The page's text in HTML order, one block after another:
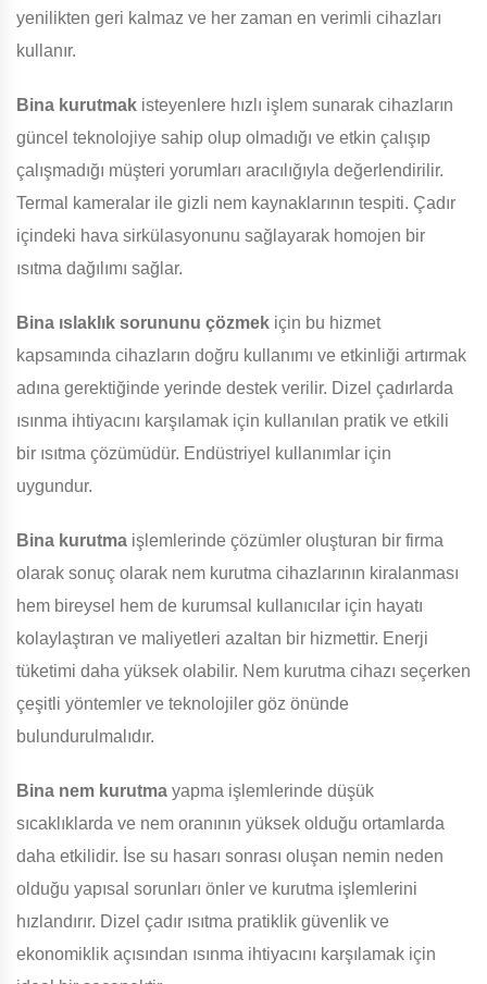
yenilikten geri kalmaz ve her zaman en verimli cihazları
kullanır.
Bina kurutmak isteyenlere hızlı işlem sunarak cihazların
güncel teknolojiye sahip olup olmadığı ve etkin çalışıp
çalışmadığı müşteri yorumları aracılığıyla değerlendirilir.
Termal kameralar ile gizli nem kaynaklarının tespiti. Çadır
içindeki hava sirkülasyonunu sağlayarak homojen bir
ısıtma dağılımı sağlar.
Bina ıslaklık sorununu çözmek için bu hizmet
kapsamında cihazların doğru kullanımı ve etkinliği artırmak
adına gerektiğinde yerinde destek verilir. Dizel çadırlarda
ısınma ihtiyacını karşılamak için kullanılan pratik ve etkili
bir ısıtma çözümüdür. Endüstriyel kullanımlar için
uygundur.
Bina kurutma işlemlerinde çözümler oluşturan bir firma
olarak sonuç olarak nem kurutma cihazlarının kiralanması
hem bireysel hem de kurumsal kullanıcılar için hayatı
kolaylaştıran ve maliyetleri azaltan bir hizmettir. Enerji
tüketimi daha yüksek olabilir. Nem kurutma cihazı seçerken
çeşitli yöntemler ve teknolojiler göz önünde
bulundurulmalıdır.
Bina nem kurutma yapma işlemlerinde düşük
sıcaklıklarda ve nem oranının yüksek olduğu ortamlarda
daha etkilidir. İse su hasarı sonrası oluşan nemin neden
olduğu yapısal sorunları önler ve kurutma işlemlerini
hızlandırır. Dizel çadır ısıtma pratiklik güvenlik ve
ekonomiklik açısından ısınma ihtiyacını karşılamak için